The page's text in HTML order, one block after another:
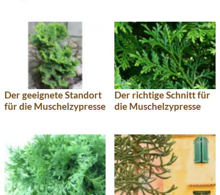
Der geeignete Standort
für die Muschelzypresse
Der richtige Schnitt für
die Muschelzypresse